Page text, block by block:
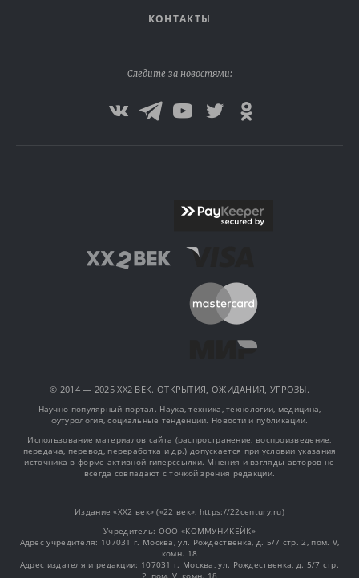
КОНТАКТЫ
Следите за новостями:
© 2014 — 2025 XX2 ВЕК. ОТКРЫТИЯ, ОЖИДАНИЯ, УГРОЗЫ.
Научно-популярный портал. Наука, техника, технологии, медицина,
футурология, социальные тенденции. Новости и публикации.
Использование материалов сайта (распространение, воспроизведение,
передача, перевод, переработка и др.) допускается при условии указания
источника в форме активной гиперссылки. Мнения и взгляды авторов не
всегда совпадают с точкой зрения редакции.
Издание «XX2 век» («22 век», https://22century.ru)
Учредитель: OOO «КОММУНИКЕЙК»
Адрес учредителя: 107031 г. Москва, ул. Рождественка, д. 5/7 стр. 2, пом. V,
комн. 18
Адрес издателя и редакции: 107031 г. Москва, ул. Рождественка, д. 5/7 стр.